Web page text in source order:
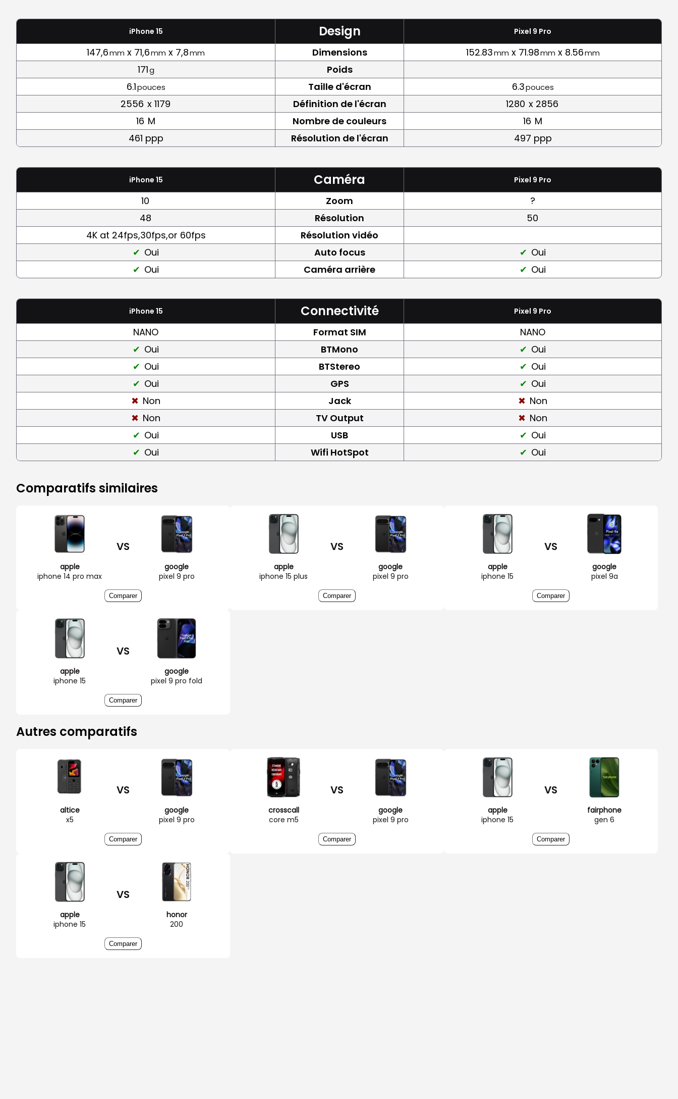
iPhone 15 Design Pixel 9 Pro
147,6mm x 71,6mm x 7,8mm Dimensions 152.83mm x 71.98mm x 8.56mm
171g
Poids
6.1pouces Taille d'écran 6.3pouces
2556 x 1179 Définition de l'écran 1280 x 2856
16 M Nombre de couleurs 16 M
461 ppp
Résolution de l'écran 497 ppp
iPhone 15 Caméra Pixel 9 Pro
10 Zoom
?
48
Résolution
50
4K at 24fps,30fps,or 60fps
Résolution vidéo
Oui
Auto focus
Oui
Oui
Caméra arrière Oui
iPhone 15 Connectivité Pixel 9 Pro
NANO Format SIM
NANO
Oui
BTMono
Oui
Oui
BTStereo
Oui
Oui
GPS
Oui
Non
Jack
Non
Non
TV Output
Non
Oui
USB
Oui
Oui
Wifi HotSpot Oui
Comparatifs similaires
apple
iphone 14 pro max
VS
google
pixel 9 pro
Comparer
apple
iphone 15 plus
VS
google
pixel 9 pro
Comparer
apple
iphone 15
VS
google
pixel 9a
Comparer
apple
iphone 15
VS
google
pixel 9 pro fold
Comparer
Autres comparatifs
altice
x5
VS
google
pixel 9 pro
Comparer
crosscall
core m5
VS
google
pixel 9 pro
Comparer
apple
iphone 15
VS
fairphone
gen 6
Comparer
apple
iphone 15
VS
honor
200
Comparer